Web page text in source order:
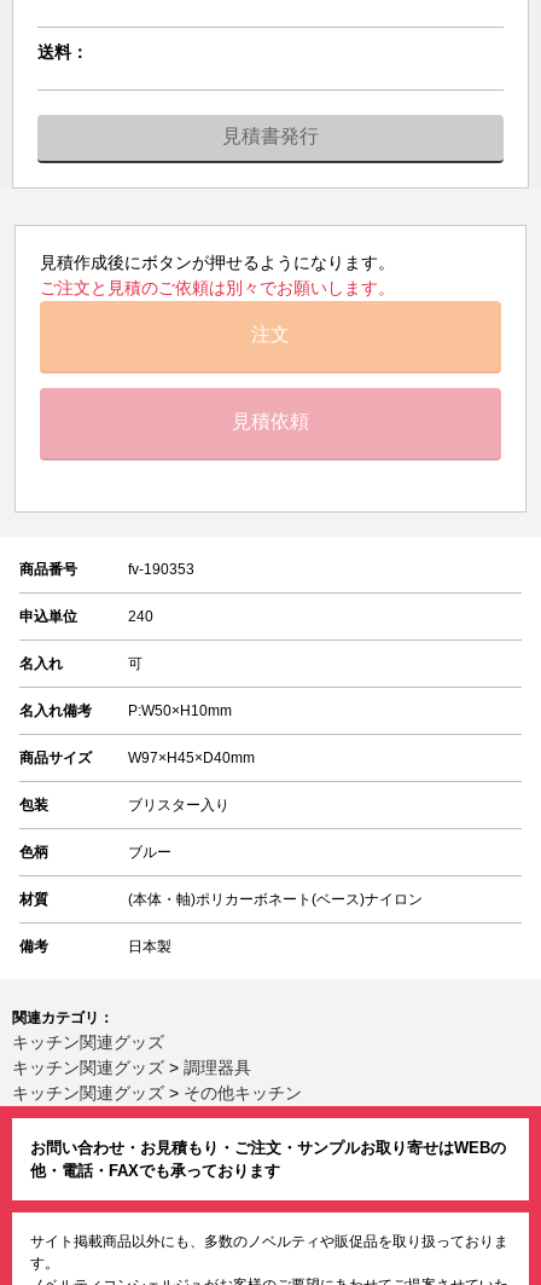
送料：
見積書発行
見積作成後にボタンが押せるようになります。
ご注文と見積のご依頼は別々でお願いします。
注文
見積依頼
商品番号 fv-190353
申込単位 240
名入れ 可
名入れ備考 P:W50×H10mm
商品サイズ W97×H45×D40mm
包装 ブリスター入り
色柄 ブルー
材質 (本体・軸)ポリカーボネート(ベース)ナイロン
備考 日本製
関連カテゴリ：
キッチン関連グッズ
キッチン関連グッズ > 調理器具
キッチン関連グッズ > その他キッチン
お問い合わせ・お見積もり・ご注文・サンプルお取り寄せはWEBの
他・電話・FAXでも承っております
サイト掲載商品以外にも、多数のノベルティや販促品を取り扱っておりま
す。